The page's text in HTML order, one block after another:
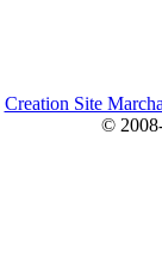
Creation Site
©